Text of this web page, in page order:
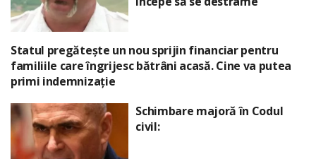
Statul pregătește un nou sprijin financiar pentru
familiile care îngrijesc bătrâni acasă. Cine va putea
primi indemnizație
Schimbare majoră în Codul
civil: